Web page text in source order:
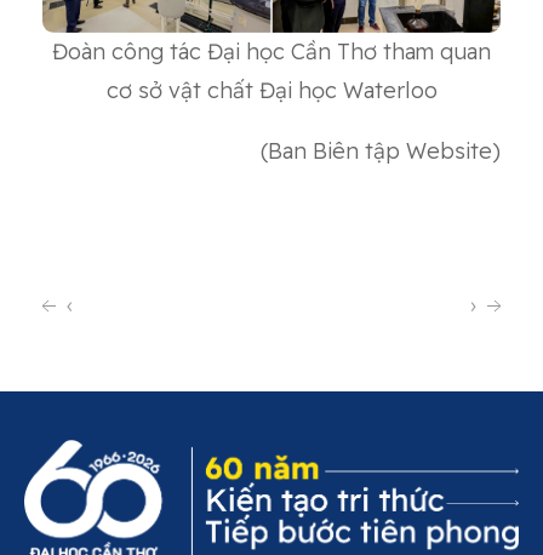
Đoàn công tác Đại học Cần Thơ tham quan
cơ sở vật chất Đại học Waterloo
(Ban Biên tập Website)
‹ ›